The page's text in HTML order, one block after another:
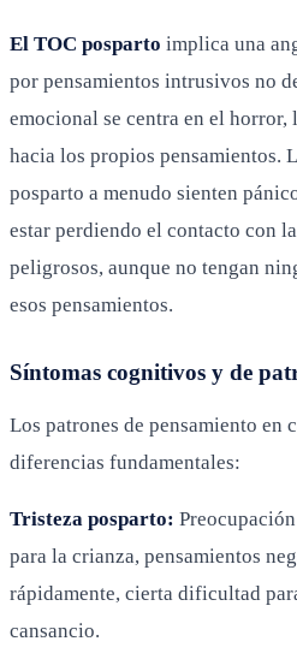
El TOC posparto implica una
por pensamientos intrusivos no
emocional se centra en el horror,
hacia los propios pensamientos.
posparto a menudo sienten
estar perdiendo el contacto con
peligrosos, aunque no tengan
esos pensamientos.
Síntomas cognitivos y de
Los patrones de pensamiento en
diferencias fundamentales:
Tristeza posparto:
para la crianza, pensamientos
rápidamente, cierta dificultad
cansancio.